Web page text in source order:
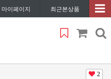
마이페이지 최근본상품
2